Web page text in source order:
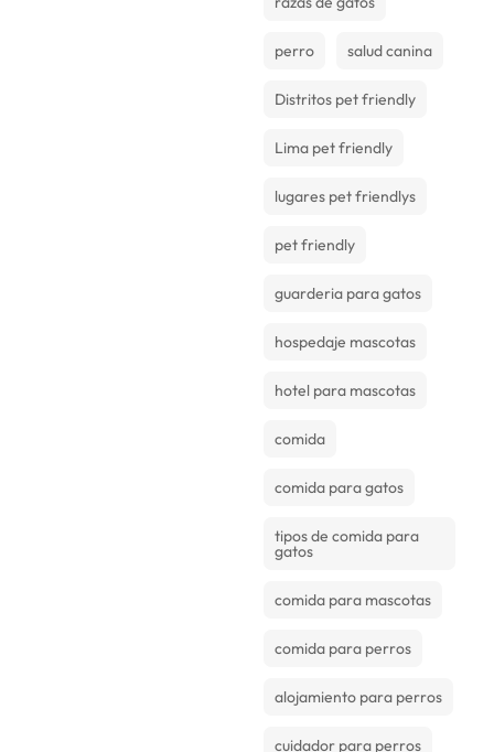
perro salud canina
Distritos pet friendly
Lima pet friendly
lugares pet friendlys
pet friendly
guarderia para gatos
hospedaje mascotas
hotel para mascotas
comida
comida para gatos
tipos de comida para
gatos
comida para mascotas
comida para perros
alojamiento para perros
cuidador para perros